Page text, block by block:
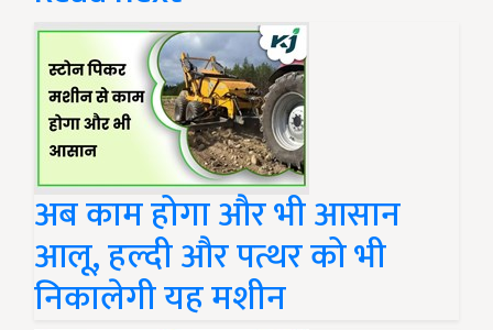
अब काम होगा और भी आसान
आलू, हल्दी और पत्थर को भी
निकालेगी यह मशीन